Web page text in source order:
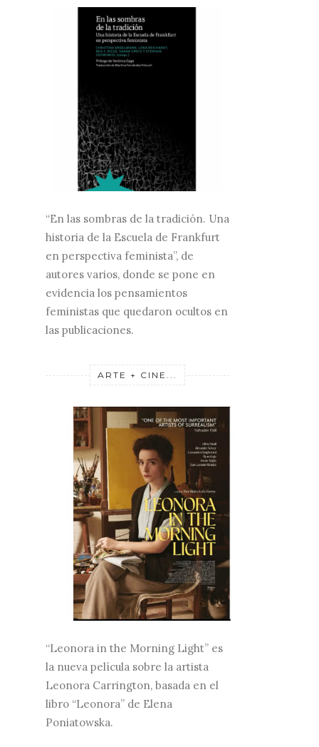
“En las sombras de la tradición. Una
historia de la Escuela de Frankfurt
en perspectiva feminista”, de
autores varios, donde se pone en
evidencia los pensamientos
feministas que quedaron ocultos en
las publicaciones.
ARTE + CINE...
“Leonora in the Morning Light” es
la nueva película sobre la artista
Leonora Carrington, basada en el
libro “Leonora” de Elena
Poniatowska.